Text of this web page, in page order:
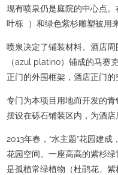
现有喷泉仍是庭院的中心点
叶栎 ）和绿色紫杉雕塑被用
喷泉决定了铺装材料。酒店
（azul platino）铺成的马赛
正门的外围框架，酒店正门的
专门为本项目用地而开发的
摆设在砾石铺装区内，为酒店
2013年春，“水主题”花园建
花园空间。一座高高的紫杉
是孤植常绿植物（杜鹃花、